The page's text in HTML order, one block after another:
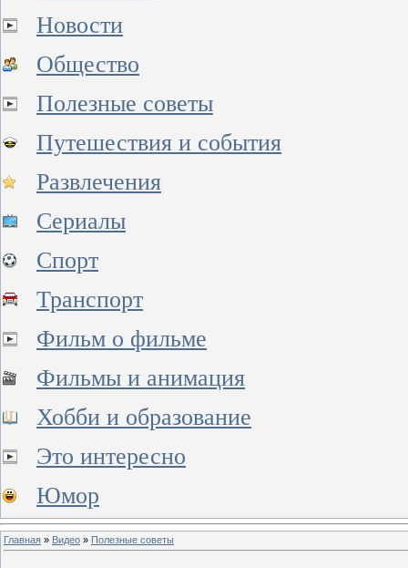
Новости
Общество
Полезные советы
Путешествия и события
Развлечения
Сериалы
Спорт
Транспорт
Фильм о фильме
Фильмы и анимация
Хобби и образование
Это интересно
Юмор
Главная » Видео » Полезные советы